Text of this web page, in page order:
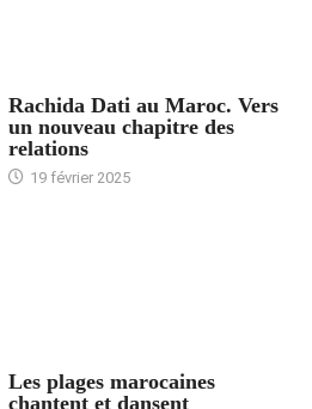
Rachida Dati au Maroc. Vers
un nouveau chapitre des
relations
19 février 2025
Les plages marocaines
chantent et dansent